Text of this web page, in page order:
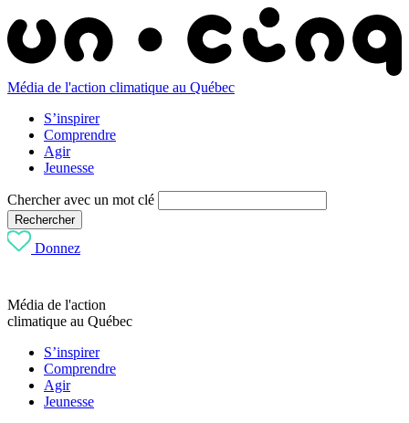
Média de l'action climatique au Québec
S’inspirer
Comprendre
Agir
Jeunesse
Chercher avec un mot clé
Rechercher
Donnez
Média de l'action
climatique au Québec
S’inspirer
Comprendre
Agir
Jeunesse